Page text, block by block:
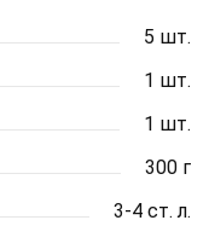
5 шт.
1 шт.
1 шт.
300 г
3-4 ст. л.